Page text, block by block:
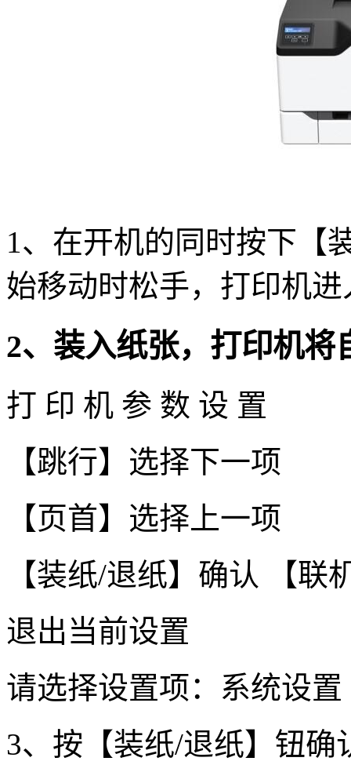
1、在开机的同时按下【
始移动时松手，打印机
2、装入纸张，打印机将
打 印 机 参 数 设 置
【跳行】选择下一项
【页首】选择上一项
【装纸/退纸】确认 【联
退出当前设置
请选择设置项：系统设置
3、按【装纸/退纸】钮确